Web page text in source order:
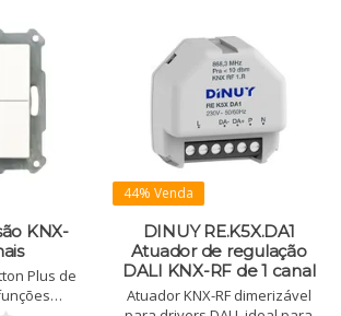
KNX-
Plus de
44% Venda
DINUY RE.K5X.DA1
Atuador de regulação
DALI KNX-RF de 1 canal
Atuador KNX-RF dimerizável